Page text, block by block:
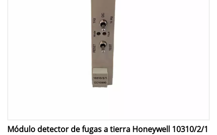
Módulo detector de fugas a tierra Honeywell 10310/2/1